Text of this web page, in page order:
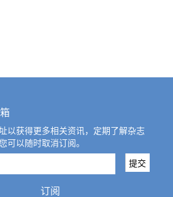
以获得更多相关资讯，定期了解杂志
可以随时取消订阅。
提交
订阅